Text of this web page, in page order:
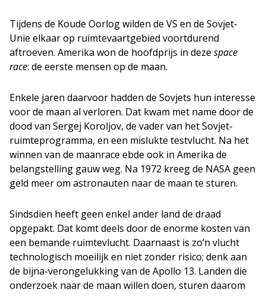
Tijdens de Koude Oorlog wilden de VS en de Sovjet-
Unie elkaar op ruimtevaartgebied voortdurend
aftroeven. Amerika won de hoofdprijs in deze space
race: de eerste mensen op de maan.
Enkele jaren daarvoor hadden de Sovjets hun interesse
voor de maan al verloren. Dat kwam met name door de
dood van Sergej Koroljov, de vader van het Sovjet-
ruimteprogramma, en een mislukte testvlucht. Na het
winnen van de maanrace ebde ook in Amerika de
belangstelling gauw weg. Na 1972 kreeg de NASA geen
geld meer om astronauten naar de maan te sturen.
Sindsdien heeft geen enkel ander land de draad
opgepakt. Dat komt deels door de enorme kosten van
een bemande ruimtevlucht. Daarnaast is zo’n vlucht
technologisch moeilijk en niet zonder risico; denk aan
de bijna-verongelukking van de Apollo 13. Landen die
onderzoek naar de maan willen doen, sturen daarom